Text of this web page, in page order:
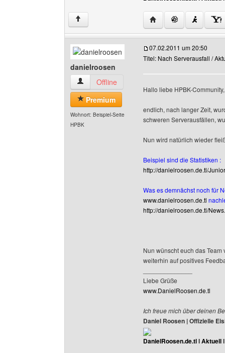
↑ Website dieses
danielroosen
danielroosen Benutzer-Profile anzeigen
Offline
Premium
Wohnort: Beispiel-Seite
HPBK
07.02.2011 um 20:50
Titel: Nach Serverausfall /
Hallo liebe HPBK-Community,
endlich, nach langer Zeit,
schweren Serverausfällen,
Nun wird natürlich wieder
Beispiel sind die Statistiken :
http://danielroosen.de.tl/
Was es demnächst noch für
www.danielroosen.de.tl
http://danielroosen.de.tl/
Nun wünscht euch das
weiterhin auf positives
Liebe Grüße
www.DanielRoosen.de.tl
Ich freue mich über deinen
Daniel Roosen | Offizielle
DanielRoosen.de.tlIAktuell